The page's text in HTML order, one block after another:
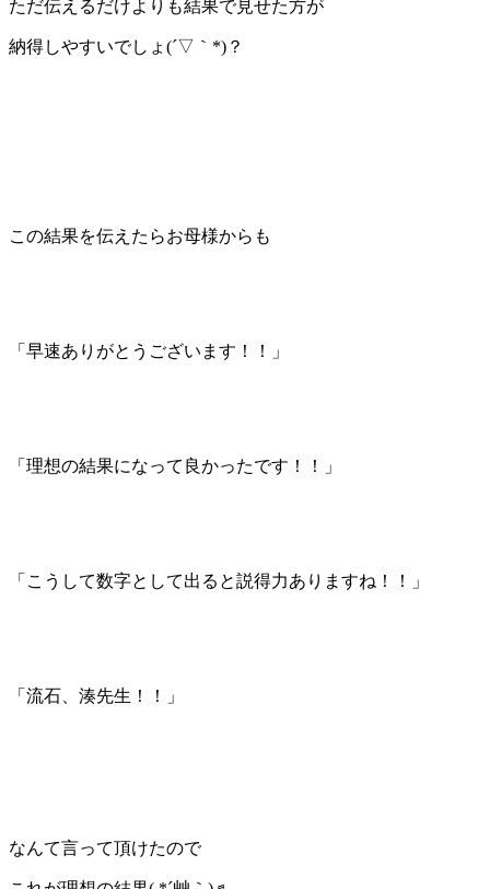
ただ伝えるだけよりも結果で見せた方が
納得しやすいでしょ(´▽｀*)？
この結果を伝えたらお母様からも
「早速ありがとうございます！！」
「理想の結果になって良かったです！！」
「こうして数字として出ると説得力ありますね！！」
「流石、湊先生！！」
なんて言って頂けたので